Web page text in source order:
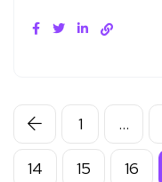
1 …
14 15 16